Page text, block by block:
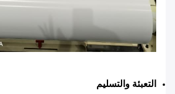
التعبئة والتسليم